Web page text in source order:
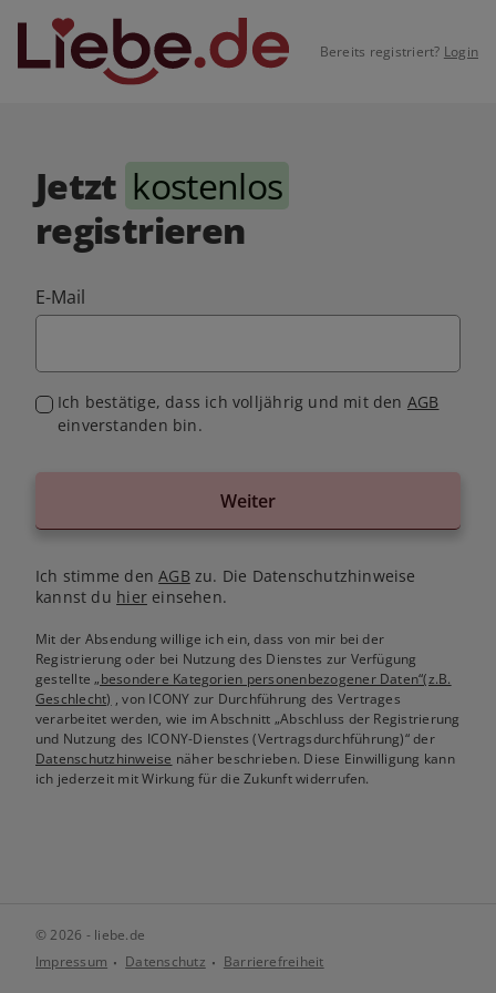
Bereits registriert? Login
Jetzt kostenlos
registrieren
E-Mail
Ich bestätige, dass ich volljährig und mit den AGB
einverstanden bin.
Weiter
Ich stimme denAGB zu. Die Datenschutzhinweise
kannst du hiereinsehen.
Mit der Absendung willige ich ein, dass von mir bei der
Registrierung oder bei Nutzung des Dienstes zur Verfügung
gestellte„besondere Kategorien personenbezogener Daten“(z.B.
Geschlecht) , von ICONY zur Durchführung des Vertrages
verarbeitet werden, wie im Abschnitt „Abschluss der Registrierung
und Nutzung des ICONY-Dienstes (Vertragsdurchführung)“ der
Datenschutzhinweise näher beschrieben. Diese Einwilligung kann
ich jederzeit mit Wirkung für die Zukunft widerrufen.
© 2026 - liebe.de
Impressum
Datenschutz Barrierefreiheit